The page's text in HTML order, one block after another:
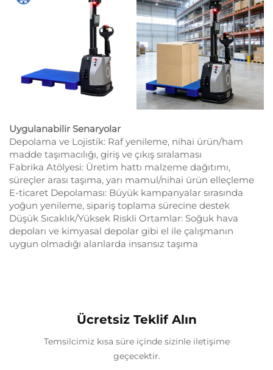
Uygulanabilir Senaryolar
Depolama ve Lojistik: Raf yenileme, nihai ürün/ham
madde taşımacılığı, giriş ve çıkış sıralaması
Fabrika Atölyesi: Üretim hattı malzeme dağıtımı,
süreçler arası taşıma, yarı mamul/nihai ürün elleçleme
E-ticaret Depolaması: Büyük kampanyalar sırasında
yoğun yenileme, sipariş toplama sürecine destek
Düşük Sıcaklık/Yüksek Riskli Ortamlar: Soğuk hava
depoları ve kimyasal depolar gibi el ile çalışmanın
uygun olmadığı alanlarda insansız taşıma
Ücretsiz Teklif Alın
Temsilcimiz kısa süre içinde sizinle iletişime
geçecektir.